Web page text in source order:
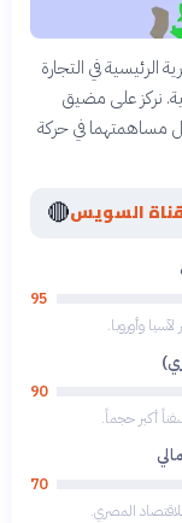
في التجارة
نركز على مضيق
مساهمتهما في حركة
قناة السويس🔴
95
وأوروبا.
90
أكبر حجماً.
70
المصري.